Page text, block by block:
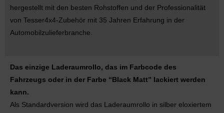
hergestellt mit den besten Rohstoffen und der Professionalität
von Tesser4x4-Zubehör mit 35 Jahren Erfahrung in der
Automobilzulieferbranche.
Das einzige Laderaumrollo, das im Farbcode des
Fahrzeugs oder in der Farbe “Black Matt” lackiert werden
kann.
Als Standardversion wird das Laderaumrollo in silber eloxiertem